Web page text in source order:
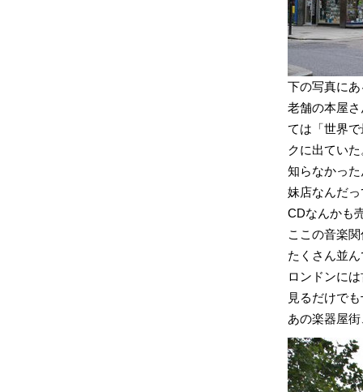
下の写真に
老舗の本屋
ては「世界
クに出ていた
知らなかっ
妹店なんだ
CDなんかも
ここの音楽
たくさん並
ロンドンに
見るだけで
あの楽器屋